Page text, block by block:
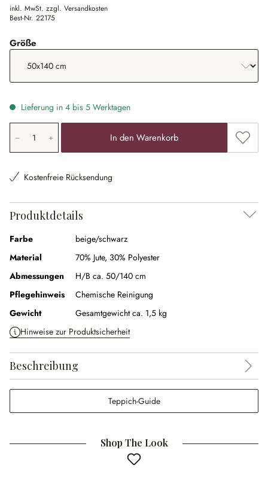
inkl. MwSt. zzgl. Versandkosten
Best-Nr. 22175
Größe
Lieferung in 4 bis 5 Werktagen
Produkt Anzahl: Gib den gewünschten Wert ein oder
In den Warenkorb Zum
Kostenfreie Rücksendung
Produktdetails
Farbe
beige/schwarz
Material
70% Jute, 30% Polyester
Abmessungen
H/B ca. 50/140 cm
Pflegehinweis
Chemische Reinigung
Gewicht
Gesamtgewicht ca. 1,5 kg
Hinweise zur Produktsicherheit
Beschreibung
Teppich-Guide
Shop The Look